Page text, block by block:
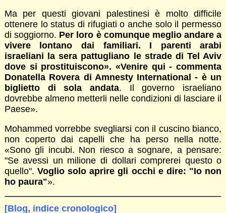
Ma per questi giovani palestinesi è molto difficile
ottenere lo status di rifugiati o anche solo il permesso
di soggiorno. Per loro è comunque meglio andare a
vivere lontano dai familiari. I parenti arabi
israeliani la sera pattugliano le strade di Tel Aviv
dove si prostituiscono». «Venire qui - commenta
Donatella Rovera di Amnesty International - è un
biglietto di sola andata. Il governo israeliano
dovrebbe almeno metterli nelle condizioni di lasciare il
Paese».
Mohammed vorrebbe svegliarsi con il cuscino bianco,
non coperto dai capelli che ha perso nella notte.
«Sono gli incubi. Non riesco a sognare, a pensare:
"Se avessi un milione di dollari comprerei questo o
quello".Voglio solo aprire gli occhi e dire: "Io non
ho paura"».
[Blog, indice cronologico]